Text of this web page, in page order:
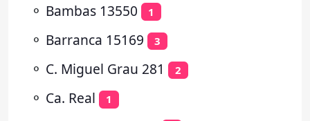
⚬ Bambas 13550 1
⚬ Barranca 15169 3
⚬ C. Miguel Grau 281 2
⚬ Ca. Real 1